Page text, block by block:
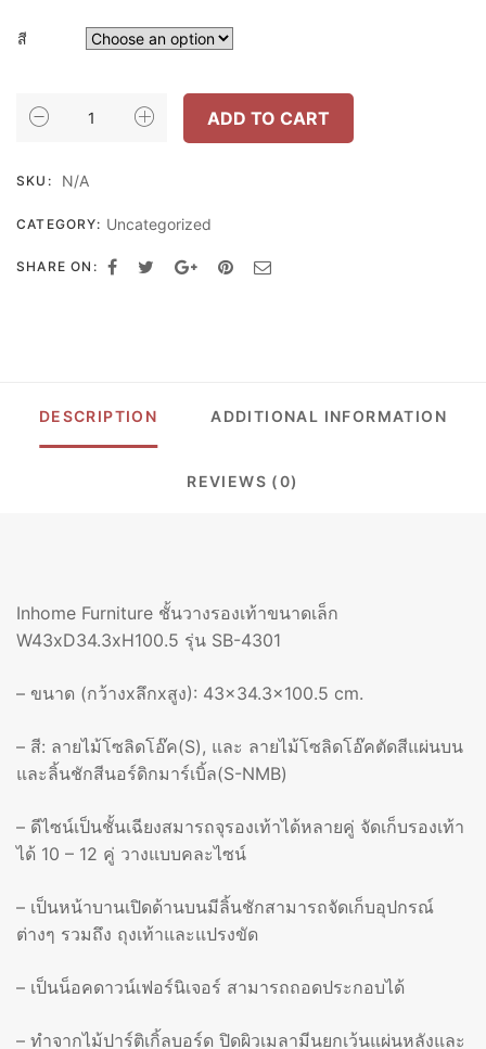
สี
INHOME
วาง
ขนาด
เล็ก
W43XD34.3XH100.5
ADD TO CART
SKU: N/A
CATEGORY: Uncategorized
SHARE ON:
DESCRIPTION ADDITIONAL INFORMATION
REVIEWS (0)
Inhome Furniture ชั้นวางรองเท้าขนาดเล็ก
W43xD34.3xH100.5 รุ่น SB-4301
– ขนาด (กว้างxลึกxสูง): 43×34.3×100.5 cm.
– สี: ลายไม้โซลิดโอ๊ค(S), และ ลายไม้โซลิดโอ๊คตัดสีแผ่นบน
และลิ้นชักสีนอร์ดิกมาร์เบิ้ล(S-NMB)
– ดีไซน์เป็นชั้นเฉียงสมารถจุรองเท้าได้หลายคู่ จัดเก็บรองเท้า
ได้ 10 – 12 คู่ วางแบบคละไซน์
– เป็นหน้าบานเปิดด้านบนมีลิ้นชักสามารถจัดเก็บอุปกรณ์
ต่างๆ รวมถึง ถุงเท้าและแปรงขัด
– เป็นน็อคดาวน์เฟอร์นิเจอร์ สามารถถอดประกอบได้
– ทำจากไม้ปาร์ติเกิ้ลบอร์ด ปิดผิวเมลามีนยกเว้นแผ่นหลังและ